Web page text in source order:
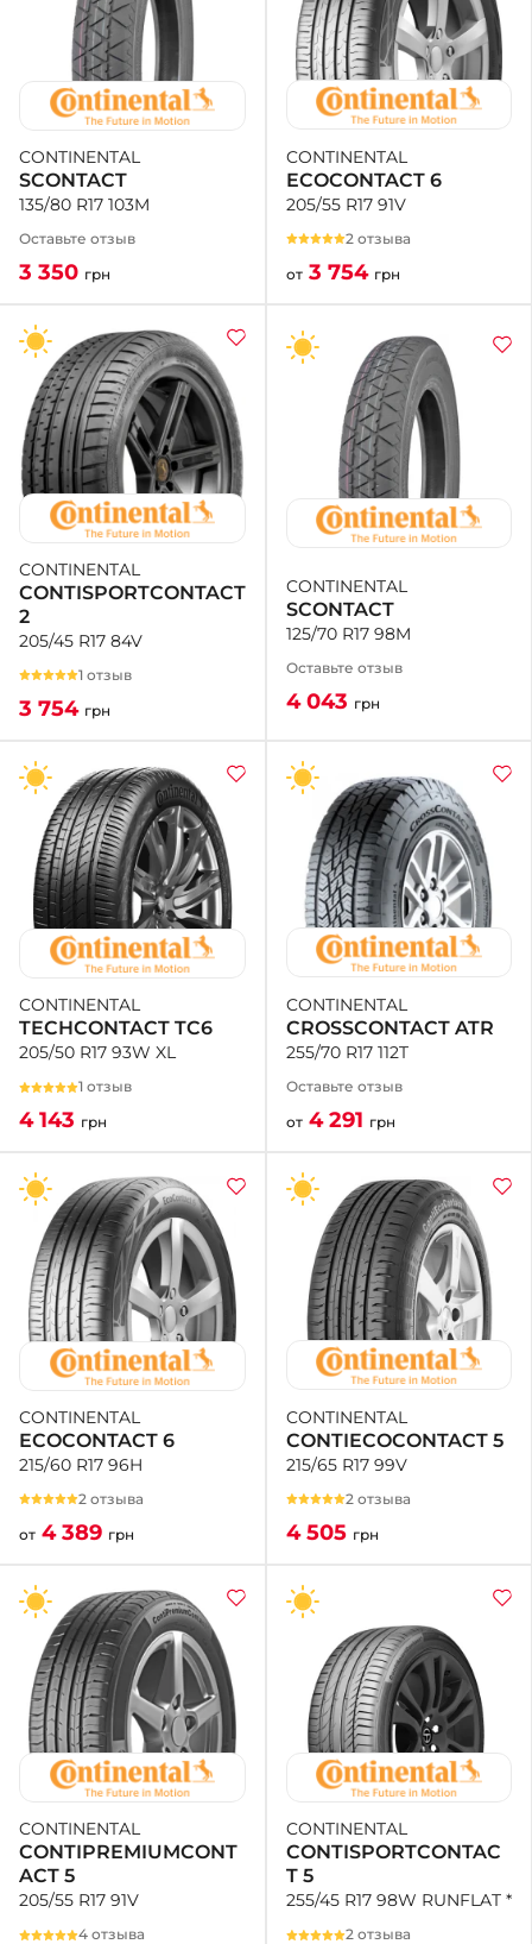
CONTINENTAL
SCONTACT
135/80 R17 103M
Оставьте отзыв
3 350 грн
CONTINENTAL
ECOCONTACT 6
205/55 R17 91V
2 отзыва
от 3 754 грн
CONTINENTAL
CONTISPORTCONTACT
2
205/45 R17 84V
1 отзыв
3 754 грн
CONTINENTAL
SCONTACT
125/70 R17 98M
Оставьте отзыв
4 043 грн
CONTINENTAL
TECHCONTACT TC6
205/50 R17 93W XL
1 отзыв
4 143 грн
CONTINENTAL
CROSSCONTACT ATR
255/70 R17 112T
Оставьте отзыв
от 4 291 грн
CONTINENTAL
ECOCONTACT 6
215/60 R17 96H
2 отзыва
от 4 389 грн
CONTINENTAL
CONTIECOCONTACT 5
215/65 R17 99V
2 отзыва
4 505 грн
CONTINENTAL
CONTIPREMIUMCONT
ACT 5
205/55 R17 91V
4 отзыва
CONTINENTAL
CONTISPORTCONTAC
T 5
255/45 R17 98W RUNFLAT *
2 отзыва